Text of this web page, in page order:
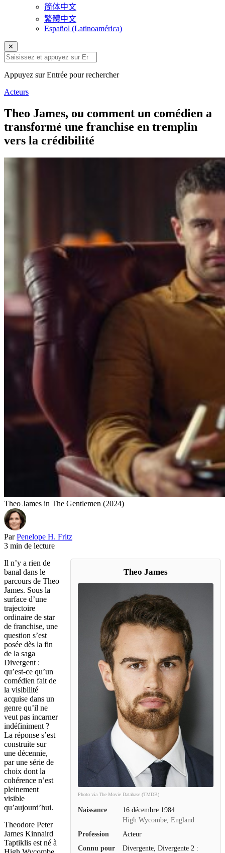
简体中文
繁體中文
Español (Latinoamérica)
✕
Appuyez sur Entrée pour rechercher
Acteurs
Theo James, ou comment un comédien a
transformé une franchise en tremplin
vers la crédibilité
Theo James in The Gentlemen (2024)
Par Penelope H. Fritz
3 min de lecture
Theo James
Photo via The Movie Database (TMDB)
Naissance
16 décembre 1984
High Wycombe, England
Profession
Acteur
Connu pour
Divergente, Divergente 2 :
Il n’y a rien de
banal dans le
parcours de Theo
James. Sous la
surface d’une
trajectoire
ordinaire de star
de franchise, une
question s’est
posée dès la fin
de la saga
Divergent :
qu’est-ce qu’un
comédien fait de
la visibilité
acquise dans un
genre qu’il ne
veut pas incarner
indéfiniment ?
La réponse s’est
construite sur
une décennie,
par une série de
choix dont la
cohérence n’est
pleinement
visible
qu’aujourd’hui.
Theodore Peter
James Kinnaird
Taptiklis est né à